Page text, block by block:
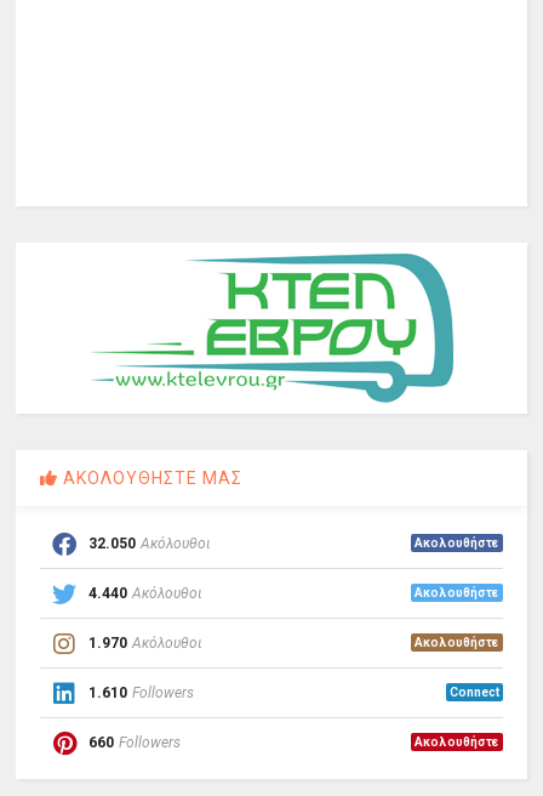
ΑΚΟΛΟΥΘΗΣΤΕ ΜΑΣ
32.050 Ακόλουθοι Ακολουθήστε
4.440 Ακόλουθοι Ακολουθήστε
1.970 Ακόλουθοι Ακολουθήστε
1.610 Followers Connect
660 Followers Ακολουθήστε